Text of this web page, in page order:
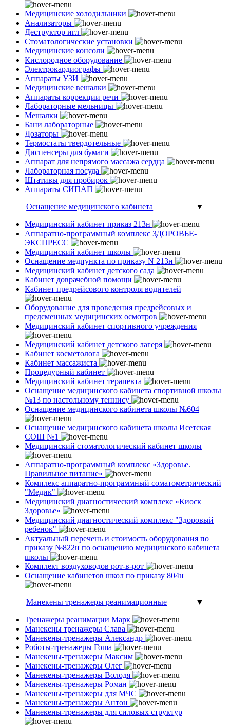
Медицинские холодильники
Анализаторы
Деструктор игл
Стоматологические установки
Медицинские консоли
Кислородное оборудование
Электрокардиографы
Аппараты УЗИ
Медицинские вешалки
Аппараты коррекции речи
Лабораторные мельницы
Мешалки
Бани лабораторные
Дозаторы
Термостаты твердотельные
Диспенсеры для бумаги
Аппарат для непрямого массажа сердца
Лабораторная посуда
Штативы для пробирок
Аппараты СИПАП
Оснащение медицинского кабинета
▼
Медицинский кабинет приказ 213н
Аппаратно-программный комплекс ЗДОРОВЬЕ-
ЭКСПРЕСС
Медицинский кабинет школы
Оснащение медпункта по приказу N 213н
Медицинский кабинет детского сада
Кабинет доврачебной помощи
Кабинет предрейсового контроля водителей
Оборудование для проведения предрейсовых и
предсменных медицинских осмотров
Медицинский кабинет спортивного учреждения
Медицинский кабинет детского лагеря
Кабинет косметолога
Кабинет массажиста
Процедурный кабинет
Медицинский кабинет терапевта
Оснащение медицинского кабинета спортивной школы
№13 по настольному теннису
Оснащение медицинского кабинета школы №604
Оснащение медицинского кабинета школы Исетская
СОШ №1
Медицинский стоматологический кабинет школы
Аппаратно-программный комплекс «Здоровье.
Правильное питание»
Комплекс аппаратно-программный соматометрический
"Медик"
Медицинский диагностический комплекс «Киоск
Здоровье»
Медицинский диагностический комплекс "Здоровый
ребенок"
Актуальный перечень и стоимость оборудования по
приказу №822н по оснащению медицинского кабинета
школы
Комплект воздуховодов рот-в-рот
Оснащение кабинетов школ по приказу 804н
Манекены тренажеры реанимационные
▼
Тренажеры реанимации Марк
Манекены тренажеры Слава
Манекены-тренажеры Александр
Роботы-тренажеры Гоша
Манекены-тренажеры Максим
Манекены-тренажеры Олег
Манекены-тренажеры Володя
Манекены-тренажеры Роман
Манекены-тренажеры для МЧС
Манекены-тренажеры Антон
Манекены-тренажеры для силовых структур